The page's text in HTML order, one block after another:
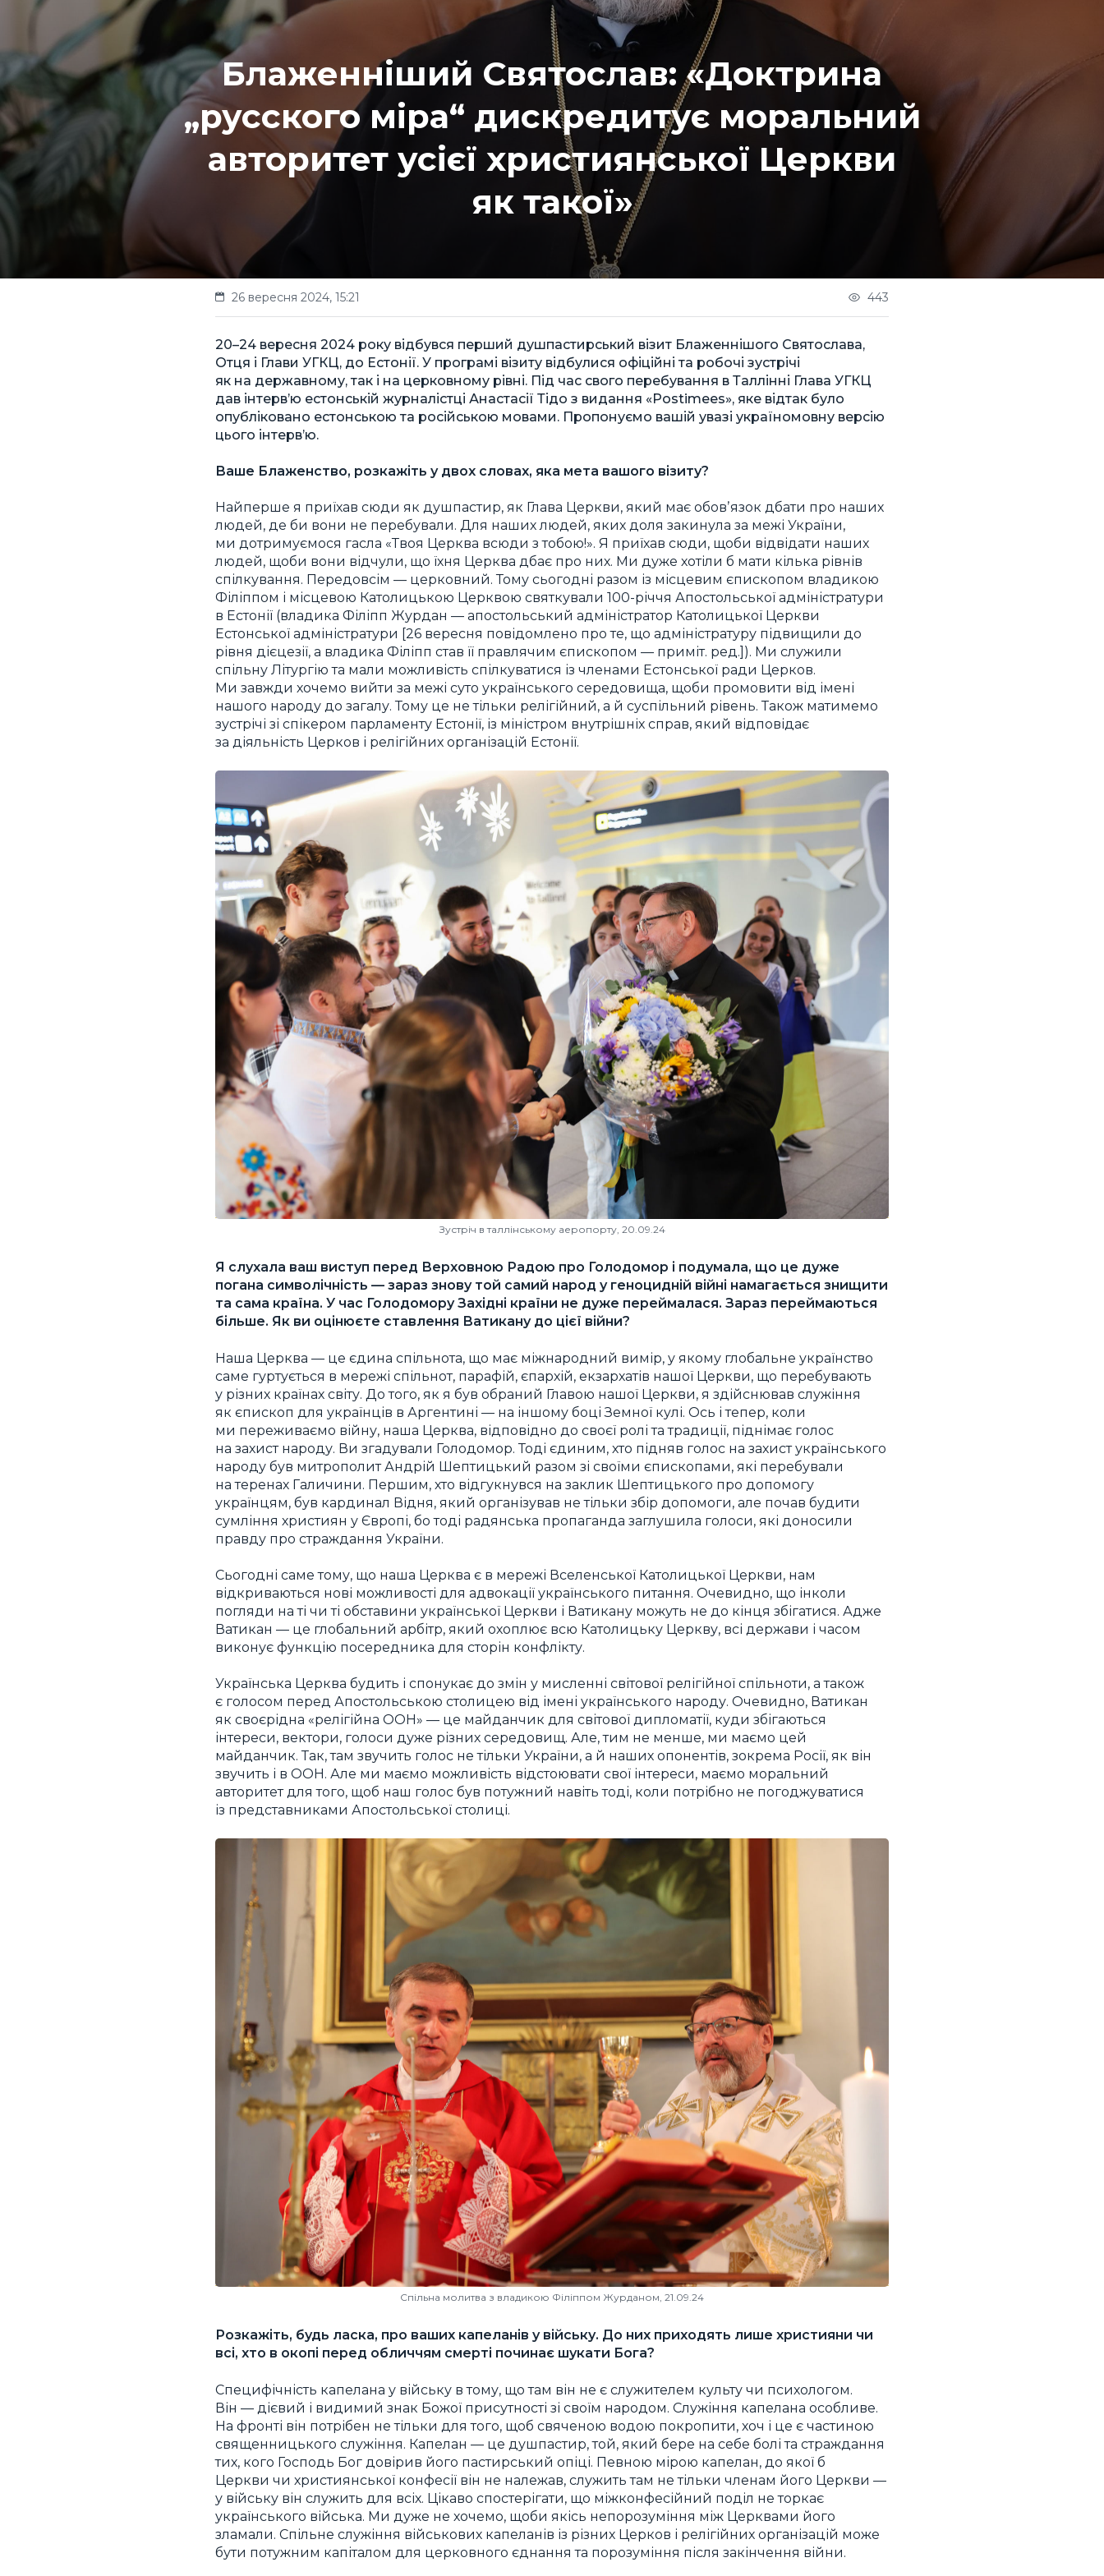
Блаженніший Святослав: «Доктрина
„русского міра“ дискредитує моральний
авторитет усієї християнської Церкви
як такої»
26 вересня 2024, 15:21 443
20–24 вересня 2024 року відбувся перший душпастирський візит Блаженнішого Святослава,
Отця і Глави УГКЦ, до Естонії. У програмі візиту відбулися офіційні та робочі зустрічі
як на державному, так і на церковному рівні. Під час свого перебування в Таллінні Глава УГКЦ
дав інтерв’ю естонській журналістці Анастасії Тідо з видання «Postimees», яке відтак було
опубліковано естонською та російською мовами. Пропонуємо вашій увазі україномовну версію
цього інтерв’ю.
Ваше Блаженство, розкажіть у двох словах, яка мета вашого візиту?
Найперше я приїхав сюди як душпастир, як Глава Церкви, який має обовʼязок дбати про наших
людей, де би вони не перебували. Для наших людей, яких доля закинула за межі України,
ми дотримуємося гасла «Твоя Церква всюди з тобою!». Я приїхав сюди, щоби відвідати наших
людей, щоби вони відчули, що їхня Церква дбає про них. Ми дуже хотіли б мати кілька рівнів
спілкування. Передовсім — церковний. Тому сьогодні разом із місцевим єпископом владикою
Філіппом і місцевою Католицькою Церквою святкували 100-річчя Апостольської адміністратури
в Естонії (владика Філіпп Журдан — апостольський адміністратор Католицької Церкви
Естонської адміністратури [26 вересня повідомлено про те, що адміністратуру підвищили до
рівня дієцезії, а владика Філіпп став її правлячим єпископом — приміт. ред.]). Ми служили
спільну Літургію та мали можливість спілкуватися із членами Естонської ради Церков.
Ми завжди хочемо вийти за межі суто українського середовища, щоби промовити від імені
нашого народу до загалу. Тому це не тільки релігійний, а й суспільний рівень. Також матимемо
зустрічі зі спікером парламенту Естонії, із міністром внутрішніх справ, який відповідає
за діяльність Церков і релігійних організацій Естонії.
Зустріч в таллінському аеропорту, 20.09.24
Я слухала ваш виступ перед Верховною Радою про Голодомор і подумала, що це дуже
погана символічність — зараз знову той самий народ у геноцидній війні намагається знищити
та сама країна. У час Голодомору Західні країни не дуже переймалася. Зараз переймаються
більше. Як ви оцінюєте ставлення Ватикану до цієї війни?
Наша Церква — це єдина спільнота, що має міжнародний вимір, у якому глобальне українство
саме гуртується в мережі спільнот, парафій, єпархій, екзархатів нашої Церкви, що перебувають
у різних країнах світу. До того, як я був обраний Главою нашої Церкви, я здійснював служіння
як єпископ для українців в Аргентині — на іншому боці Земної кулі. Ось і тепер, коли
ми переживаємо війну, наша Церква, відповідно до своєї ролі та традиції, піднімає голос
на захист народу. Ви згадували Голодомор. Тоді єдиним, хто підняв голос на захист українського
народу був митрополит Андрій Шептицький разом зі своїми єпископами, які перебували
на теренах Галичини. Першим, хто відгукнувся на заклик Шептицького про допомогу
українцям, був кардинал Відня, який організував не тільки збір допомоги, але почав будити
сумління християн у Європі, бо тоді радянська пропаганда заглушила голоси, які доносили
правду про страждання України.
Сьогодні саме тому, що наша Церква є в мережі Вселенської Католицької Церкви, нам
відкриваються нові можливості для адвокації українського питання. Очевидно, що інколи
погляди на ті чи ті обставини української Церкви і Ватикану можуть не до кінця збігатися. Адже
Ватикан — це глобальний арбітр, який охоплює всю Католицьку Церкву, всі держави і часом
виконує функцію посередника для сторін конфлікту.
Українська Церква будить і спонукає до змін у мисленні світової релігійної спільноти, а також
є голосом перед Апостольською столицею від імені українського народу. Очевидно, Ватикан
як своєрідна «релігійна ООН» — це майданчик для світової дипломатії, куди збігаються
інтереси, вектори, голоси дуже різних середовищ. Але, тим не менше, ми маємо цей
майданчик. Так, там звучить голос не тільки України, а й наших опонентів, зокрема Росії, як він
звучить і в ООН. Але ми маємо можливість відстоювати свої інтереси, маємо моральний
авторитет для того, щоб наш голос був потужний навіть тоді, коли потрібно не погоджуватися
із представниками Апостольської столиці.
Спільна молитва з владикою Філіппом Журданом, 21.09.24
Розкажіть, будь ласка, про ваших капеланів у війську. До них приходять лише християни чи
всі, хто в окопі перед обличчям смерті починає шукати Бога?
Специфічність капелана у війську в тому, що там він не є служителем культу чи психологом.
Він — дієвий і видимий знак Божої присутності зі своїм народом. Служіння капелана особливе.
На фронті він потрібен не тільки для того, щоб свяченою водою покропити, хоч і це є частиною
священницького служіння. Капелан — це душпастир, той, який бере на себе болі та страждання
тих, кого Господь Бог довірив його пастирський опіці. Певною мірою капелан, до якої б
Церкви чи християнської конфесії він не належав, служить там не тільки членам його Церкви —
у війську він служить для всіх. Цікаво спостерігати, що міжконфесійний поділ не торкає
українського війська. Ми дуже не хочемо, щоби якісь непорозуміння між Церквами його
зламали. Спільне служіння військових капеланів із різних Церков і релігійних організацій може
бути потужним капіталом для церковного єднання та порозуміння після закінчення війни.